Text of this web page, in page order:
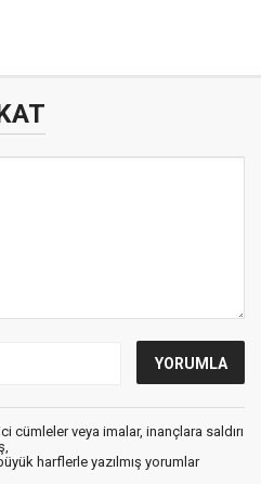
cümleler veya imalar, inançlara saldırı
harflerle yazılmış yorumlar